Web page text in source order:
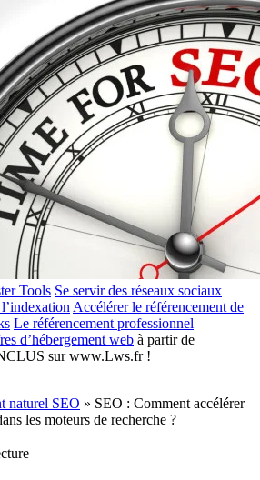
Tools Se servir des réseaux sociaux
Accélérer le référencement de
Le référencement professionnel
d’hébergement web à partir de
sur www.Lws.fr !
naturel SEO » SEO : Comment accélérer
les moteurs de recherche ?